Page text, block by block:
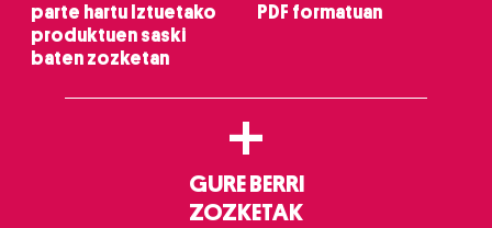
parte hartu Iztuetako
produktuen saski
baten zozketan
PDF formatuan
+
GURE BERRI
ZOZKETAK